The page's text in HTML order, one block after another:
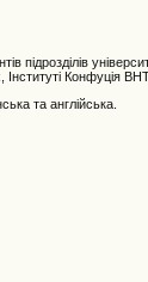
підрозділів
Конфуція
та англійська.